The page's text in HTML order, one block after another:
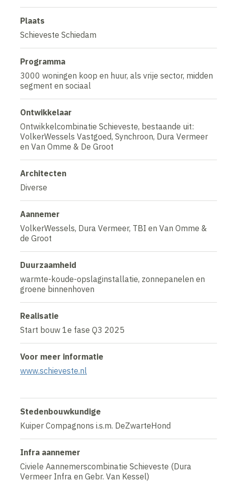
Plaats
Schieveste Schiedam
Programma
3000 woningen koop en huur, als vrije sector, midden
segment en sociaal
Ontwikkelaar
Ontwikkelcombinatie Schieveste, bestaande uit:
VolkerWessels Vastgoed, Synchroon, Dura Vermeer
en Van Omme & De Groot
Architecten
Diverse
Aannemer
VolkerWessels, Dura Vermeer, TBI en Van Omme &
de Groot
Duurzaamheid
warmte-koude-opslaginstallatie, zonnepanelen en
groene binnenhoven
Realisatie
Start bouw 1e fase Q3 2025
Voor meer informatie
www.schieveste.nl
Stedenbouwkundige
Kuiper Compagnons i.s.m. DeZwarteHond
Infra aannemer
Civiele Aannemerscombinatie Schieveste (Dura
Vermeer Infra en Gebr. Van Kessel)